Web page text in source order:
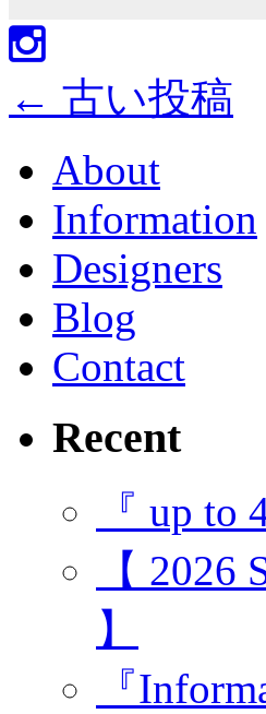
← 古い投稿
About
Information
Designers
Blog
Contact
Recent
『 up to
【
】
『